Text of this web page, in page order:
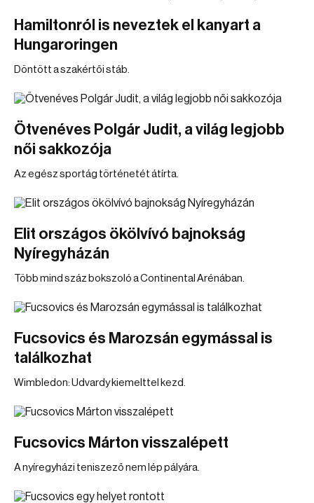
Hamiltonról is neveztek el kanyart a
Hungaroringen
Döntött a szakértői stáb.
Ötvenéves Polgár Judit, a világ legjobb
női sakkozója
Az egész sportág történetét átírta.
Elit országos ökölvívó bajnokság
Nyíregyházán
Több mind száz bokszoló a Continental Arénában.
Fucsovics és Marozsán egymással is
találkozhat
Wimbledon: Udvardy kiemelttel kezd.
Fucsovics Márton visszalépett
A nyíregyházi teniszező nem lép pályára.